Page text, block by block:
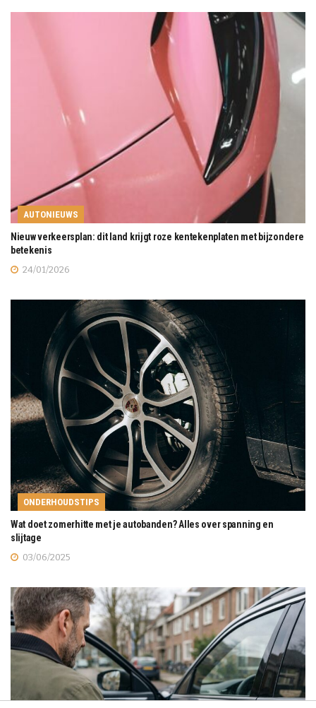
AUTONIEUWS
Nieuw verkeersplan: dit land krijgt roze kentekenplaten met bijzondere
betekenis
24/01/2026
ONDERHOUDSTIPS
Wat doet zomerhitte met je autobanden? Alles over spanning en
slijtage
03/06/2025